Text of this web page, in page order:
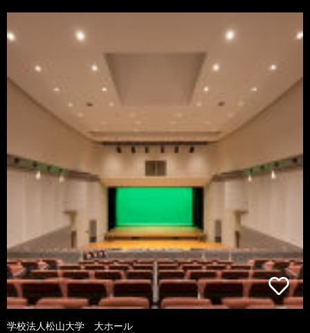
学校法人松山大学 大ホール